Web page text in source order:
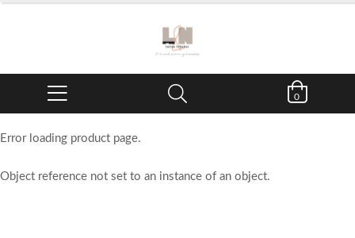
0
Error loading product page.
Object reference not set to an instance of an object.